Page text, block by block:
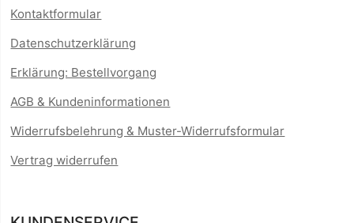
Kontaktformular
Datenschutzerklärung
Erklärung: Bestellvorgang
AGB & Kundeninformationen
Widerrufsbelehrung & Muster-Widerrufsformular
Vertrag widerrufen